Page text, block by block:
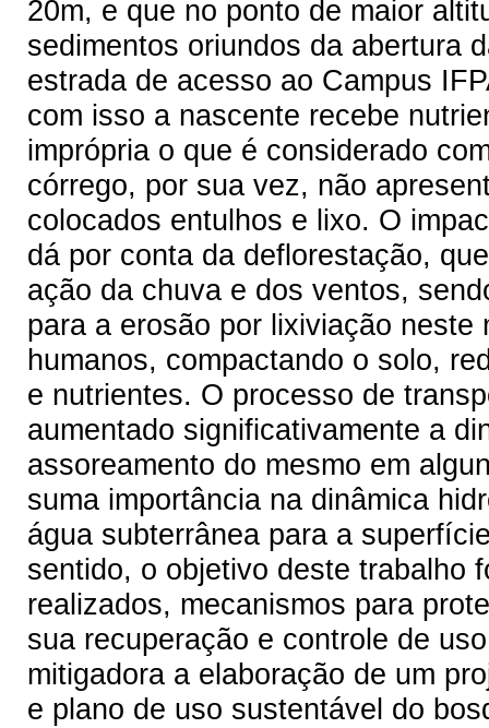
20m, e que no ponto de maior
sedimentos oriundos da abertura
estrada de acesso ao Campus
com isso a nascente recebe
imprópria o que é considerado
córrego, por sua vez, não
colocados entulhos e lixo. O
dá por conta da deflorestação,
ação da chuva e dos ventos,
para a erosão por lixiviação
humanos, compactando o solo,
e nutrientes. O processo de
aumentado significativamente a
assoreamento do mesmo em
suma importância na dinâmica
água subterrânea para a
sentido, o objetivo deste trabalho
realizados, mecanismos para
sua recuperação e controle de
mitigadora a elaboração de um
e plano de uso sustentável do